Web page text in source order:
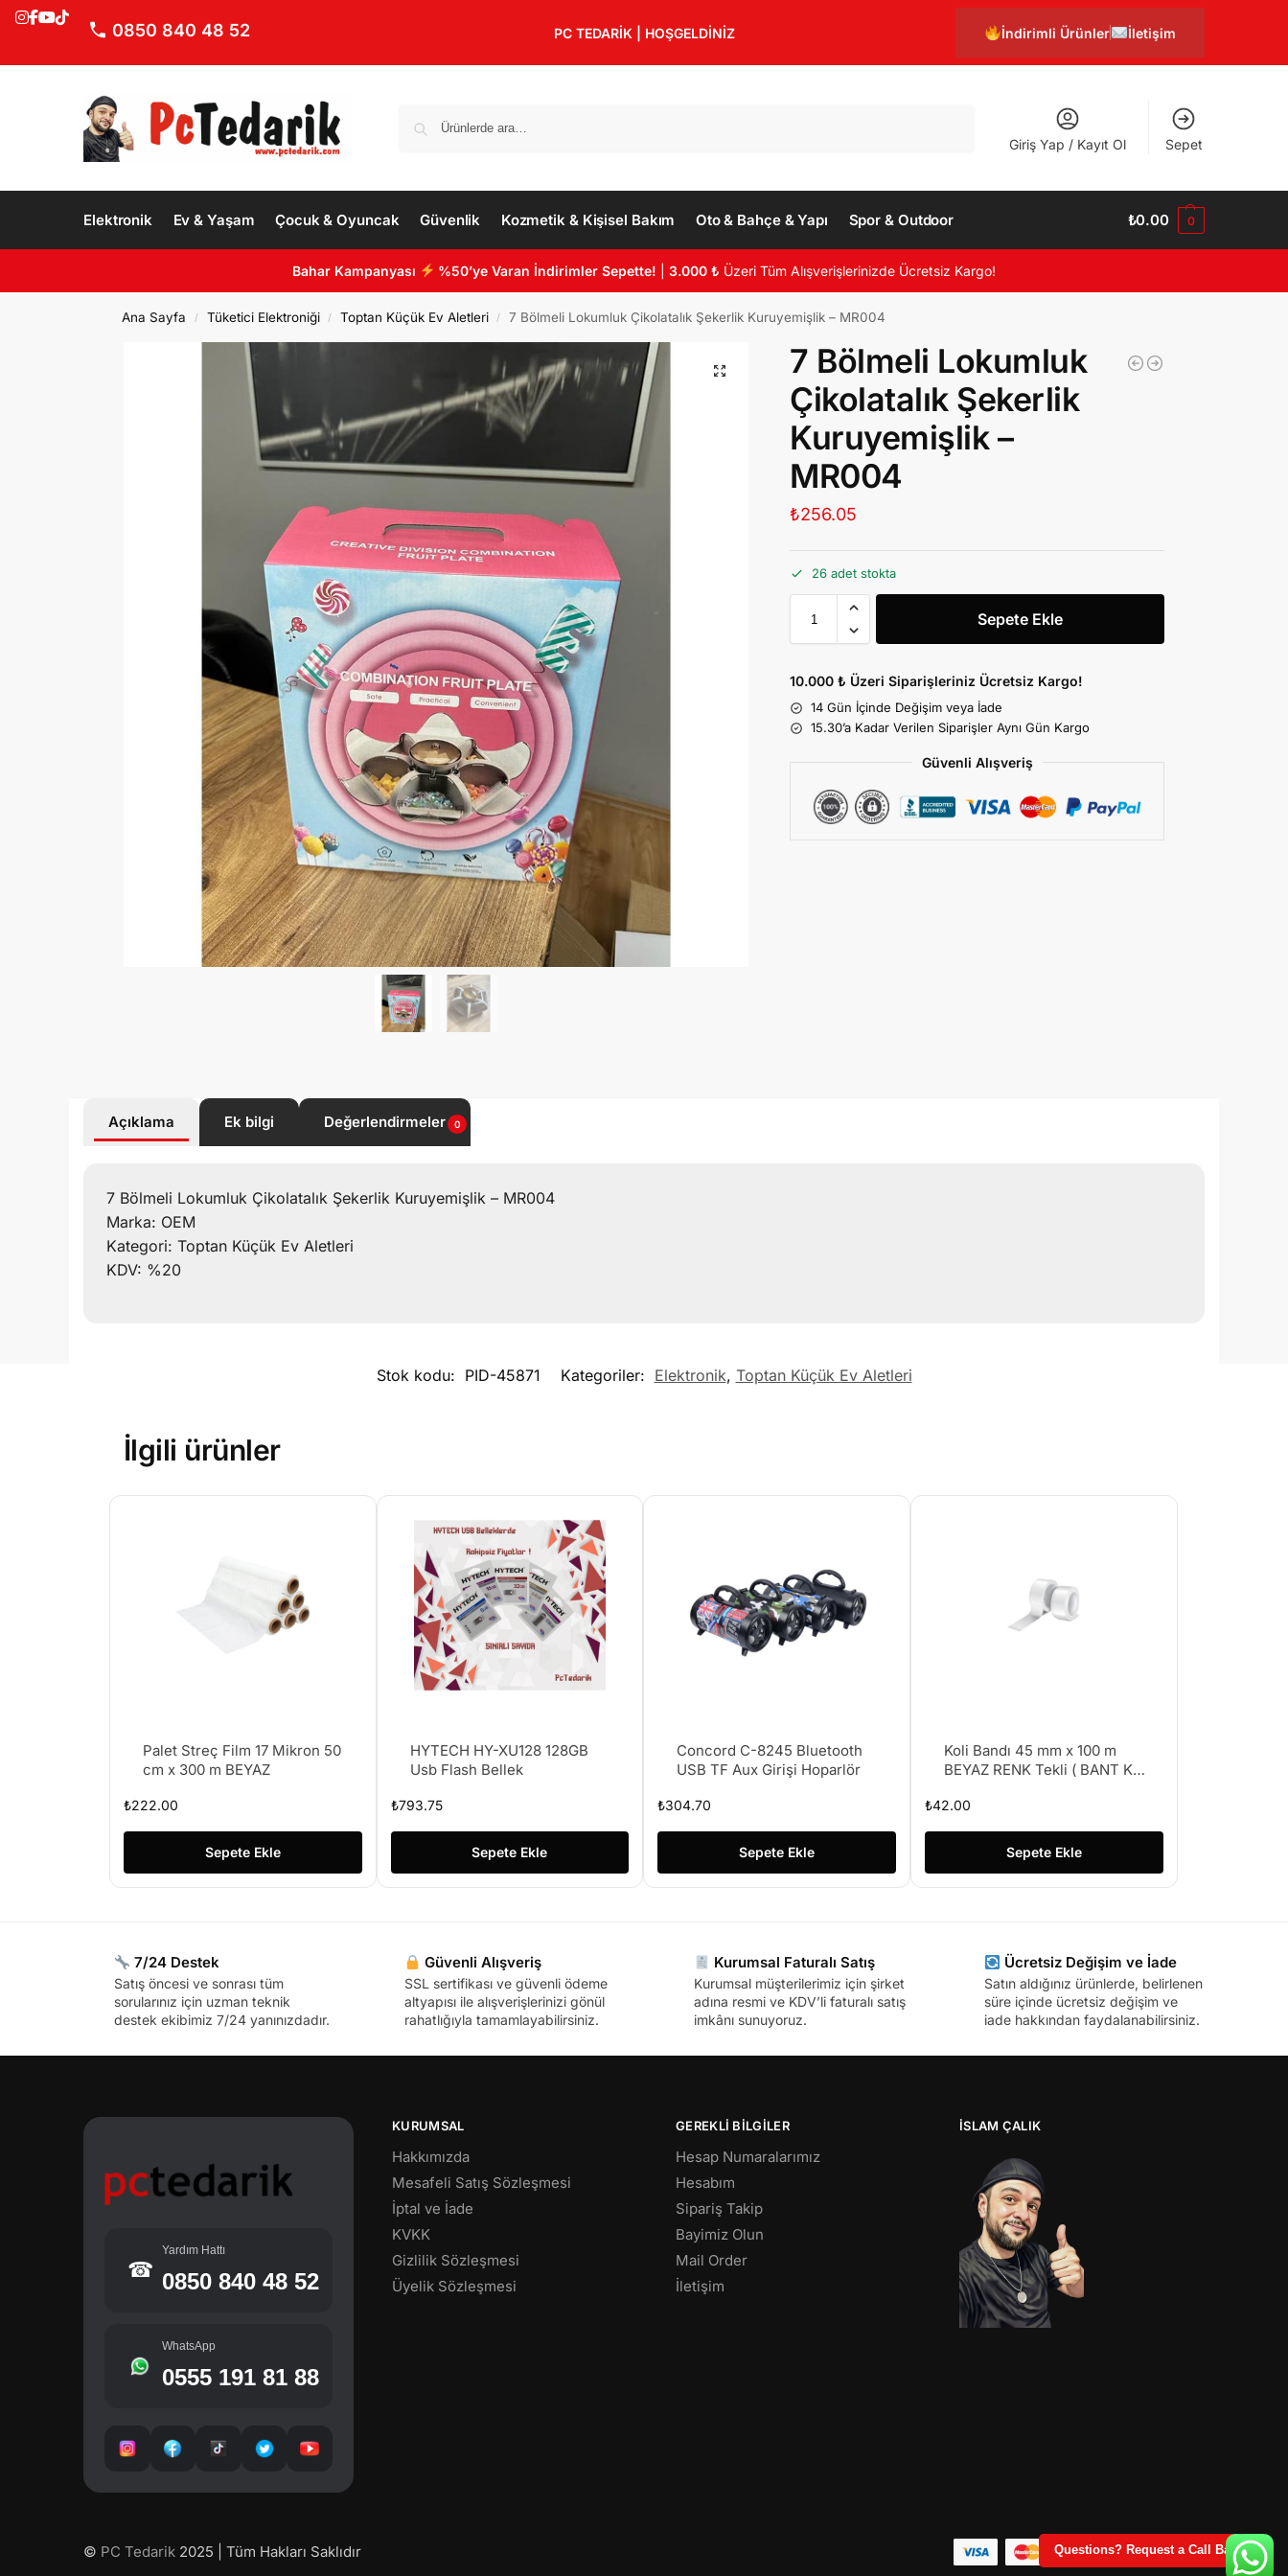
0850 840 48 52 PC TEDARİK | HOŞGELDİNİZ İndirimli Ürünler İletişim
Giriş Yap / Kayıt Ol Sepet
Elektronik Ev & Yaşam Çocuk & Oyuncak Güvenlik Kozmetik & Kişisel Bakım Oto & Bahçe & Yapı Spor & Outdoor ₺0.00 0
Bahar Kampanyası %50’ye Varan İndirimler Sepette! |3.000 ₺ Üzeri Tüm Alışverişlerinizde Ücretsiz Kargo!
Ana Sayfa / Tüketici Elektroniği / Toptan Küçük Ev Aletleri / 7 Bölmeli Lokumluk Çikolatalık Şekerlik Kuruyemişlik – MR004
7 Bölmeli Lokumluk
Çikolatalık Şekerlik
Kuruyemişlik –
MR004
₺256.05
26 adet stokta
Sepete Ekle
10.000 ₺ Üzeri Siparişleriniz Ücretsiz Kargo!
14 Gün İçinde Değişim veya İade
15.30’a Kadar Verilen Siparişler Aynı Gün Kargo
Güvenli Alışveriş
Questions? Request a Call Back
Açıklama Ek bilgi Değerlendirmeler 0
7 Bölmeli Lokumluk Çikolatalık Şekerlik Kuruyemişlik – MR004
Marka: OEM
Kategori: Toptan Küçük Ev Aletleri
KDV: %20
Stok kodu: PID-45871 Kategoriler: Elektronik, Toptan Küçük Ev Aletleri
İlgili ürünler
Palet Streç Film 17 Mikron 50
cm x 300 m BEYAZ
₺222.00
Sepete Ekle
HYTECH HY-XU128 128GB
Usb Flash Bellek
₺793.75
Sepete Ekle
Concord C-8245 Bluetooth
USB TF Aux Girişi Hoparlör
₺304.70
Sepete Ekle
Koli Bandı 45 mm x 100 m
BEYAZ RENK Tekli ( BANT K-
₺42.00
Sepete Ekle
7/24 Destek
Satış öncesi ve sonrası tüm
sorularınız için uzman teknik
destek ekibimiz 7/24 yanınızdadır.
Güvenli Alışveriş
SSL sertifikası ve güvenli ödeme
altyapısı ile alışverişlerinizi gönül
rahatlığıyla tamamlayabilirsiniz.
Kurumsal Faturalı Satış
Kurumsal müşterilerimiz için şirket
adına resmi ve KDV’li faturalı satış
imkânı sunuyoruz.
Ücretsiz Değişim ve İade
Satın aldığınız ürünlerde, belirlenen
süre içinde ücretsiz değişim ve
iade hakkından faydalanabilirsiniz.
☎
Yardım Hattı
0850 840 48 52
WhatsApp
0555 191 81 88
KURUMSAL
Hakkımızda
Mesafeli Satış Sözleşmesi
İptal ve İade
KVKK
Gizlilik Sözleşmesi
Üyelik Sözleşmesi
GEREKLİ BİLGİLER
Hesap Numaralarımız
Hesabım
Sipariş Takip
Bayimiz Olun
Mail Order
İletişim
İSLAM ÇALIK
© PC Tedarik 2025 | Tüm Hakları Saklıdır